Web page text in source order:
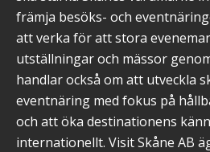
främja besöks- och
att verka för att stora
utställningar och mässor
handlar också om att utveckla
eventnäring med fokus på
och att öka destinationens
internationellt. Visit Skåne AB